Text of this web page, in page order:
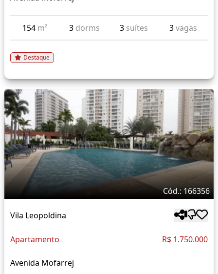
154 m² 3 dorms 3 suítes 3vagas
Destaque
Cód.: 166356
Vila Leopoldina
Apartamento R$ 1.750.000
Avenida Mofarrej